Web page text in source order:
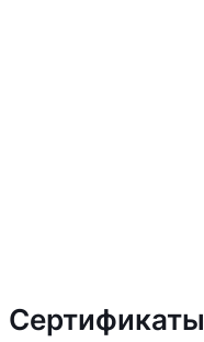
Сертификаты